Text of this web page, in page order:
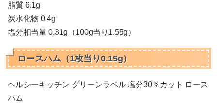
脂質 6.1g
炭水化物 0.4g
塩分相当量 0.31g（100g当り1.55g）
ロースハム（1枚当り0.15g）
ヘルシーキッチン グリーンラベル 塩分30％カット ロース
ハム